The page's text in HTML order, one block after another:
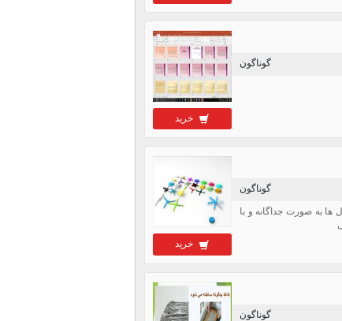
خرید
گوناگون
خرید
گوناگون
به صورت جداگانه و با
گوناگون